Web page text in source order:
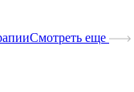
Смотреть еще